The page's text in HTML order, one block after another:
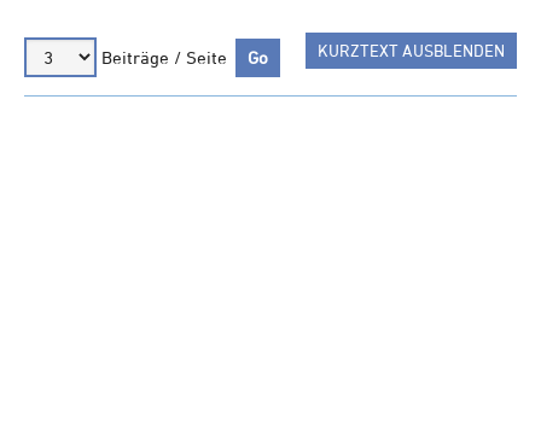
Beiträge / Seite KURZTEXT AUSBLENDEN